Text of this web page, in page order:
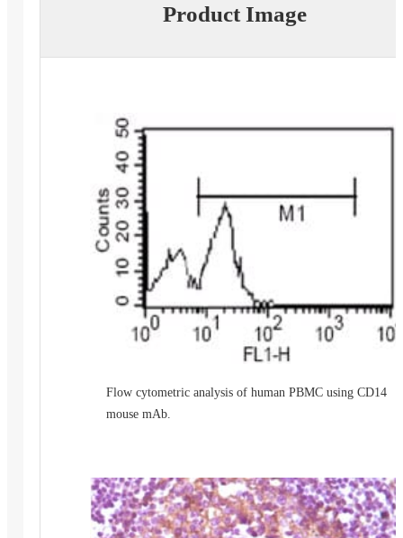
Product Image
Flow cytometric analysis of human PBMC using CD14
mouse mAb.